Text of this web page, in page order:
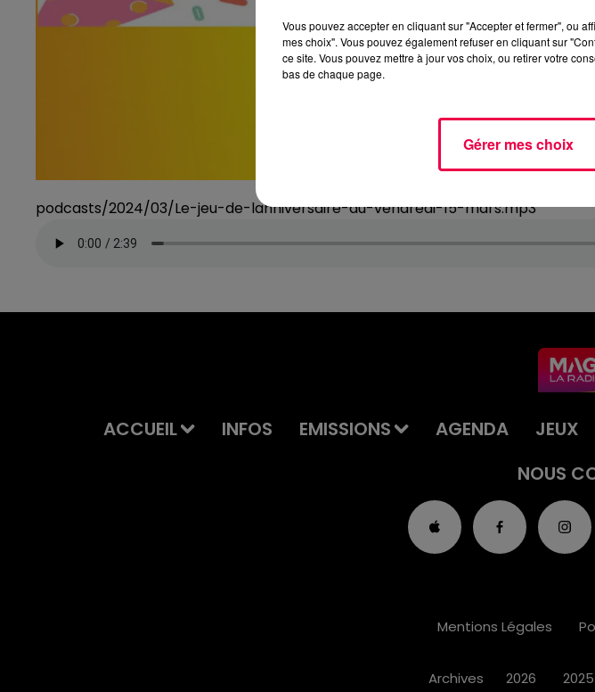
podcasts/2024/03/Le-jeu-de-lanniversaire-du-vendredi-15-mars.mp3
ACCUEIL INFOS EMISSIONS AGENDA JEUX
NOUS
Mentions Légales
Archives 2026 2025
Vous pouvez accepter en cliquant sur "Accepter et fermer", ou
mes choix". Vous pouvez également refuser en cliquant sur
ce site. Vous pouvez mettre à jour vos choix, ou retirer votre
bas de chaque page.
Gérer mes choix